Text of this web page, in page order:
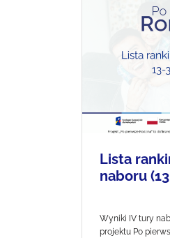
Lista
naboru
Wyniki IV tury
projektu Po